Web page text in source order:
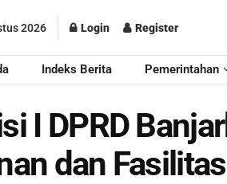
2026 Login Register
Indeks Berita Pemerintahan
I DPRD
dan